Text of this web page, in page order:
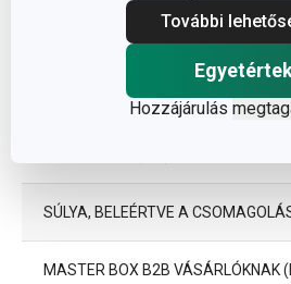
További
Hozzájárulás
SZÉLESSÉG (CM)
MAGASSÁG (CM)
SÚLYA, BELEÉRTVE A
MASTER BOX B2B VÁSÁRLÓKNAK